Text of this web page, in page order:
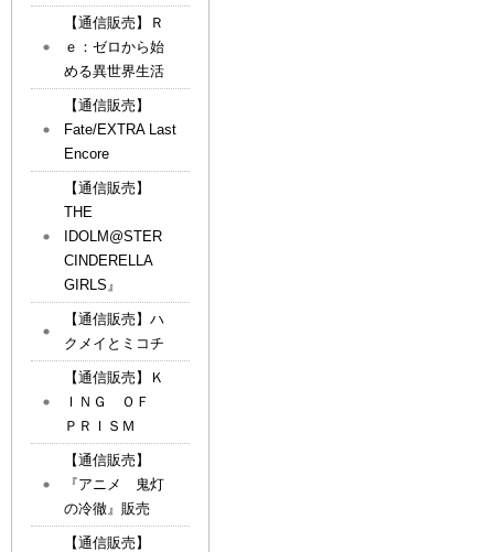
【通信販売】Ｒ
ｅ：ゼロから始
める異世界生活
【通信販売】
Fate/EXTRA Last
Encore
【通信販売】
THE
IDOLM@STER
CINDERELLA
GIRLS』
【通信販売】ハ
クメイとミコチ
【通信販売】Ｋ
ＩＮＧ ＯＦ
ＰＲＩＳＭ
【通信販売】
『アニメ 鬼灯
の冷徹』販売
【通信販売】